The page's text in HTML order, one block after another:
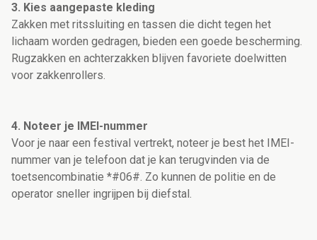
3. Kies aangepaste kleding
Zakken met ritssluiting en tassen die dicht tegen het
lichaam worden gedragen, bieden een goede bescherming.
Rugzakken en achterzakken blijven favoriete doelwitten
voor zakkenrollers.
4. Noteer je IMEI-nummer
Voor je naar een festival vertrekt, noteer je best het IMEI-
nummer van je telefoon dat je kan terugvinden via de
toetsencombinatie *#06#. Zo kunnen de politie en de
operator sneller ingrijpen bij diefstal.